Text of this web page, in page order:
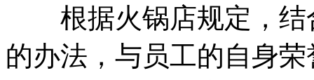
根据火锅店规定，结合
的办法，与员工的自身